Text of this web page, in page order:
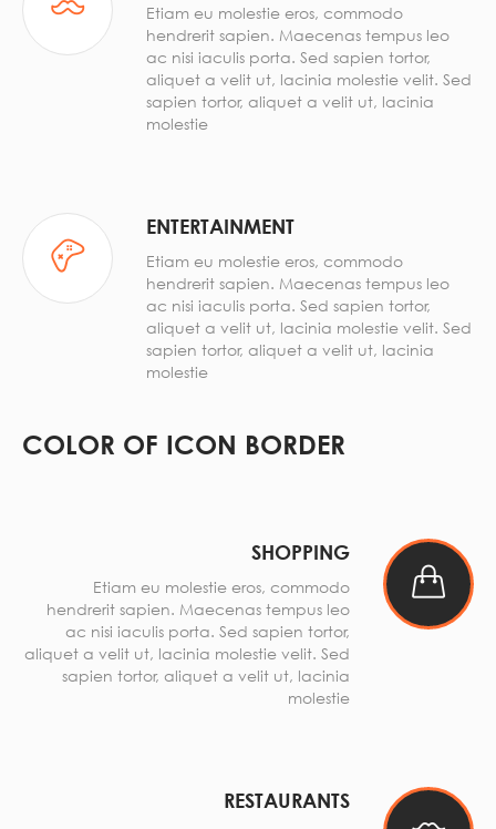
Etiam eu molestie eros, commodo
hendrerit sapien. Maecenas tempus leo
ac nisi iaculis porta. Sed sapien tortor,
aliquet a velit ut, lacinia molestie velit. Sed
sapien tortor, aliquet a velit ut, lacinia
molestie
ENTERTAINMENT
Etiam eu molestie eros, commodo
hendrerit sapien. Maecenas tempus leo
ac nisi iaculis porta. Sed sapien tortor,
aliquet a velit ut, lacinia molestie velit. Sed
sapien tortor, aliquet a velit ut, lacinia
molestie
COLOR OF ICON BORDER
SHOPPING
Etiam eu molestie eros, commodo
hendrerit sapien. Maecenas tempus leo
ac nisi iaculis porta. Sed sapien tortor,
aliquet a velit ut, lacinia molestie velit. Sed
sapien tortor, aliquet a velit ut, lacinia
molestie
RESTAURANTS